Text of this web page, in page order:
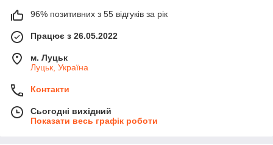
96% позитивних з 55 відгуків за рік
Працює з 26.05.2022
м. Луцьк
Луцьк, Україна
Контакти
Сьогодні вихідний
Показати весь графік роботи